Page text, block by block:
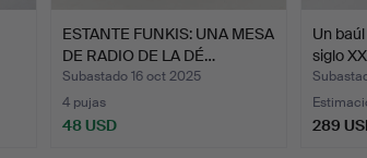
ESTANTE FUNKIS: UNA MESA
DE RADIO DE LA DÉ…
Subastado 16 oct 2025
4 pujas
48 USD
Un
siglo
289